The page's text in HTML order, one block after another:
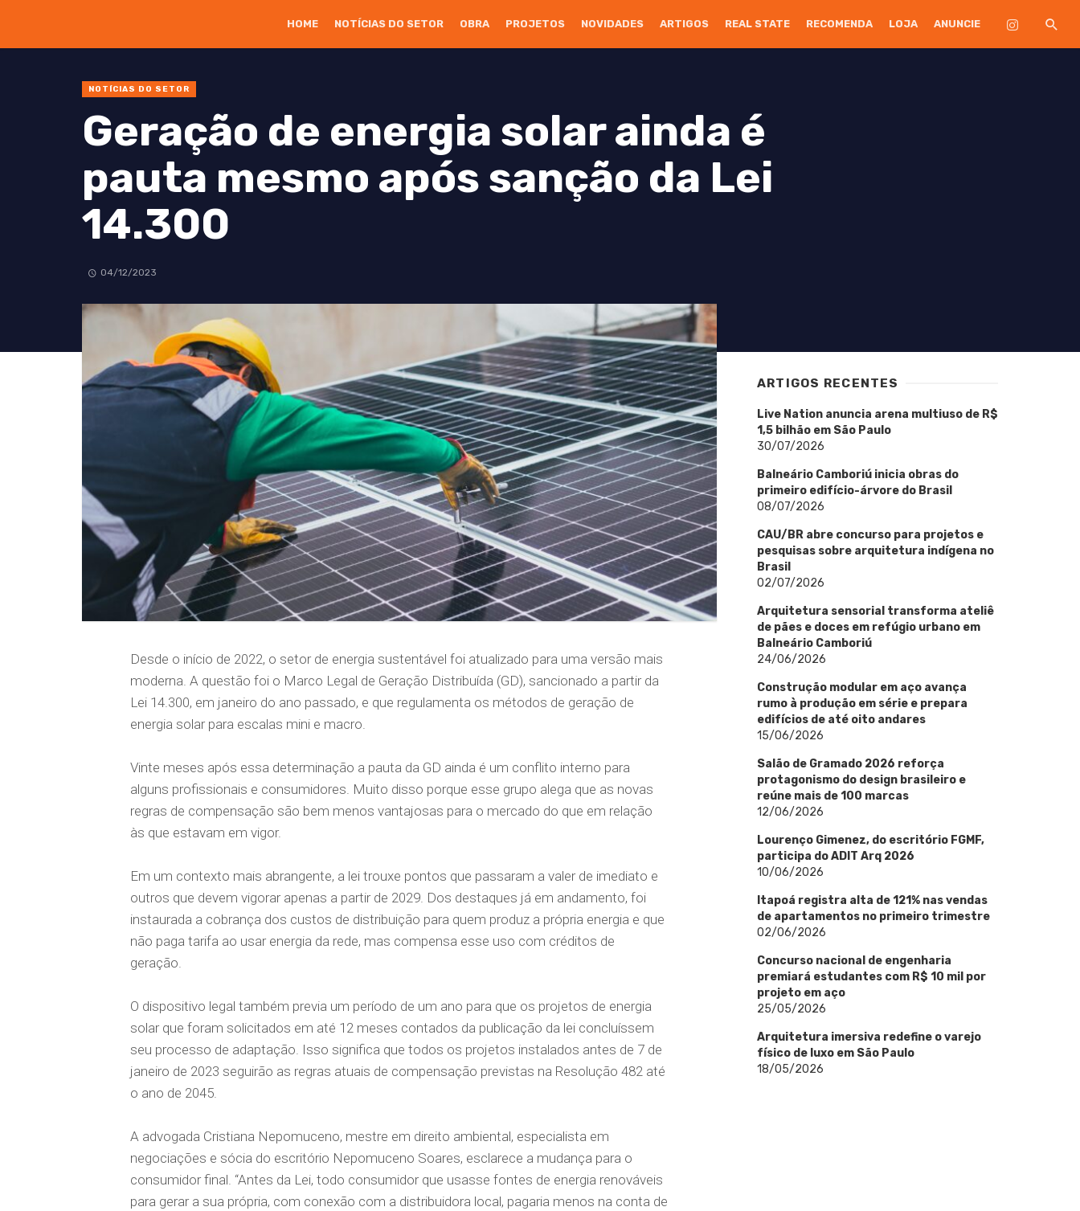
HOME NOTÍCIAS DO SETOR OBRA PROJETOS NOVIDADES ARTIGOS REAL STATE RECOMENDA LOJA ANUNCIE
NOTÍCIAS DO SETOR
Geração de energia solar ainda é
pauta mesmo após sanção da Lei
14.300
04/12/2023
Desde o início de 2022, o setor de energia sustentável foi atualizado para uma versão mais
moderna. A questão foi o Marco Legal de Geração Distribuída (GD), sancionado a partir da
Lei 14.300, em janeiro do ano passado, e que regulamenta os métodos de geração de
energia solar para escalas mini e macro.
Vinte meses após essa determinação a pauta da GD ainda é um conflito interno para
alguns profissionais e consumidores. Muito disso porque esse grupo alega que as novas
regras de compensação são bem menos vantajosas para o mercado do que em relação
às que estavam em vigor.
Em um contexto mais abrangente, a lei trouxe pontos que passaram a valer de imediato e
outros que devem vigorar apenas a partir de 2029. Dos destaques já em andamento, foi
instaurada a cobrança dos custos de distribuição para quem produz a própria energia e que
não paga tarifa ao usar energia da rede, mas compensa esse uso com créditos de
geração.
O dispositivo legal também previa um período de um ano para que os projetos de energia
solar que foram solicitados em até 12 meses contados da publicação da lei concluíssem
seu processo de adaptação. Isso significa que todos os projetos instalados antes de 7 de
janeiro de 2023 seguirão as regras atuais de compensação previstas na Resolução 482 até
o ano de 2045.
A advogada Cristiana Nepomuceno, mestre em direito ambiental, especialista em
negociações e sócia do escritório Nepomuceno Soares, esclarece a mudança para o
consumidor final. “Antes da Lei, todo consumidor que usasse fontes de energia renováveis
para gerar a sua própria, com conexão com a distribuidora local, pagaria menos na conta de
ARTIGOS RECENTES
Live Nation anuncia arena multiuso de R$
1,5 bilhão em São Paulo
30/07/2026
Balneário Camboriú inicia obras do
primeiro edifício-árvore do Brasil
08/07/2026
CAU/BR abre concurso para projetos e
pesquisas sobre arquitetura indígena no
Brasil
02/07/2026
Arquitetura sensorial transforma ateliê
de pães e doces em refúgio urbano em
Balneário Camboriú
24/06/2026
Construção modular em aço avança
rumo à produção em série e prepara
edifícios de até oito andares
15/06/2026
Salão de Gramado 2026 reforça
protagonismo do design brasileiro e
reúne mais de 100 marcas
12/06/2026
Lourenço Gimenez, do escritório FGMF,
participa do ADIT Arq 2026
10/06/2026
Itapoá registra alta de 121% nas vendas
de apartamentos no primeiro trimestre
02/06/2026
Concurso nacional de engenharia
premiará estudantes com R$ 10 mil por
projeto em aço
25/05/2026
Arquitetura imersiva redefine o varejo
físico de luxo em São Paulo
18/05/2026